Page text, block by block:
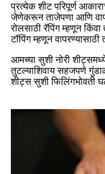
प्रत्येक शीट परिपूर्ण
जेणेकरून ताजेपणा आणि
रोलसाठी रॅपिंग म्हणून
टॉपिंग म्हणून
आमच्या सुशी नोरी
तुटल्याशिवाय सहजपणे
शीट्स सुशी फिलिंगभोवती